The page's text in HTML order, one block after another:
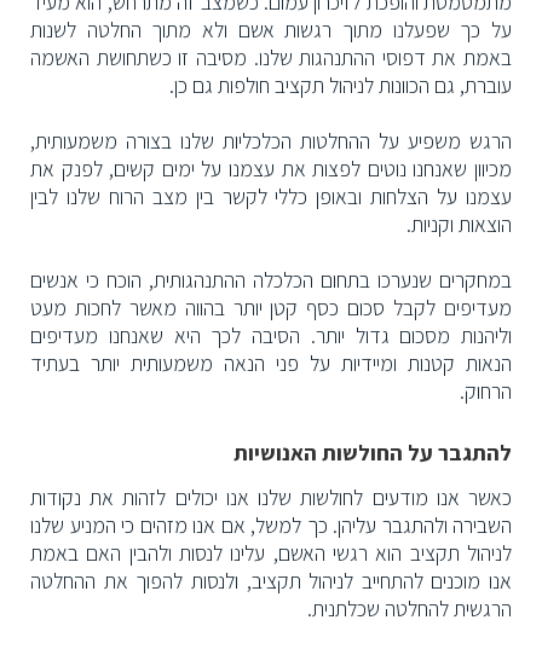
על כך שפעלנו מתוך רגשות אשם ולא מתוך החלטה לשנות
באמת את דפוסי ההתנהגות שלנו. מסיבה זו כשתחושת האשמה
עוברת, גם הכוונות לניהול תקציב חולפות גם כן.
הרגש משפיע על ההחלטות הכלכליות שלנו בצורה משמעותית,
מכיוון שאנחנו נוטים לפצות את עצמנו על ימים קשים, לפנק את
עצמנו על הצלחות ובאופן כללי לקשר בין מצב הרוח שלנו לבין
הוצאות וקניות.
במחקרים שנערכו בתחום הכלכלה ההתנהגותית, הוכח כי אנשים
מעדיפים לקבל סכום כסף קטן יותר בהווה מאשר לחכות מעט
וליהנות מסכום גדול יותר. הסיבה לכך היא שאנחנו מעדיפים
הנאות קטנות ומיידיות על פני הנאה משמעותית יותר בעתיד
הרחוק.
להתגבר על החולשות האנושיות
כאשר אנו מודעים לחולשות שלנו אנו יכולים לזהות את נקודות
השבירה ולהתגבר עליהן. כך למשל, אם אנו מזהים כי המניע שלנו
לניהול תקציב הוא רגשי האשם, עלינו לנסות ולהבין האם באמת
אנו מוכנים להתחייב לניהול תקציב, ולנסות להפוך את ההחלטה
הרגשית להחלטה שכלתנית.